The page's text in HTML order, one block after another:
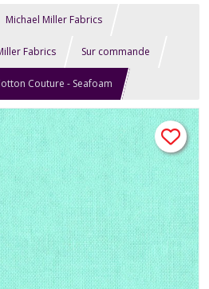
Michael Miller Fabrics
Fabrics Sur commande
Couture - Seafoam